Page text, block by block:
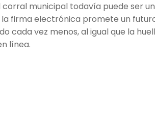
corral municipal todavía puede ser
firma electrónica promete un
cada vez menos, al igual que la
línea.